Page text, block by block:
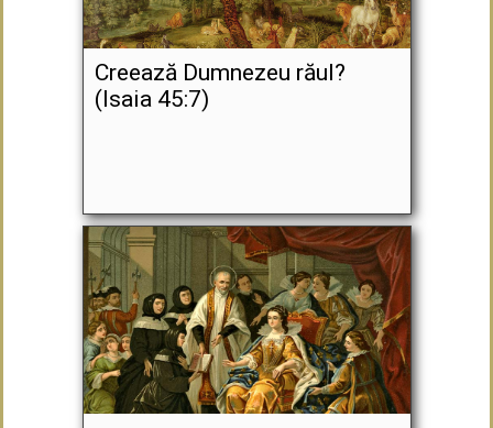
Creează Dumnezeu răul?
(Isaia 45:7)